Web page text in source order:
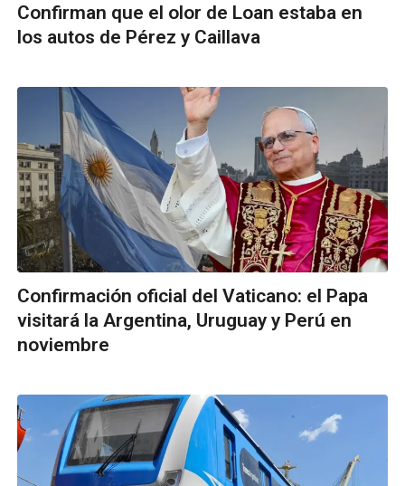
Confirman que el olor de Loan estaba en
los autos de Pérez y Caillava
Confirmación oficial del Vaticano: el Papa
visitará la Argentina, Uruguay y Perú en
noviembre